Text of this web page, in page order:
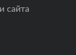
сайта